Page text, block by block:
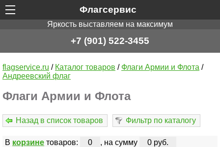
Флагсервис
Яркость выставляем на максимум
+7 (901) 522-3455
flagservice.ru / Каталог товаров / Флаги Армии и Флота /
Андреевский флаг
Флаги Армии и Флота
Назад в список товаров Фильтр по каталогу
В корзинетоваров: 0 , на сумму 0 руб.